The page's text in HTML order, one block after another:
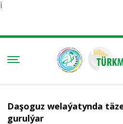
Ï
Daşoguz welaýatynda
gurulýar